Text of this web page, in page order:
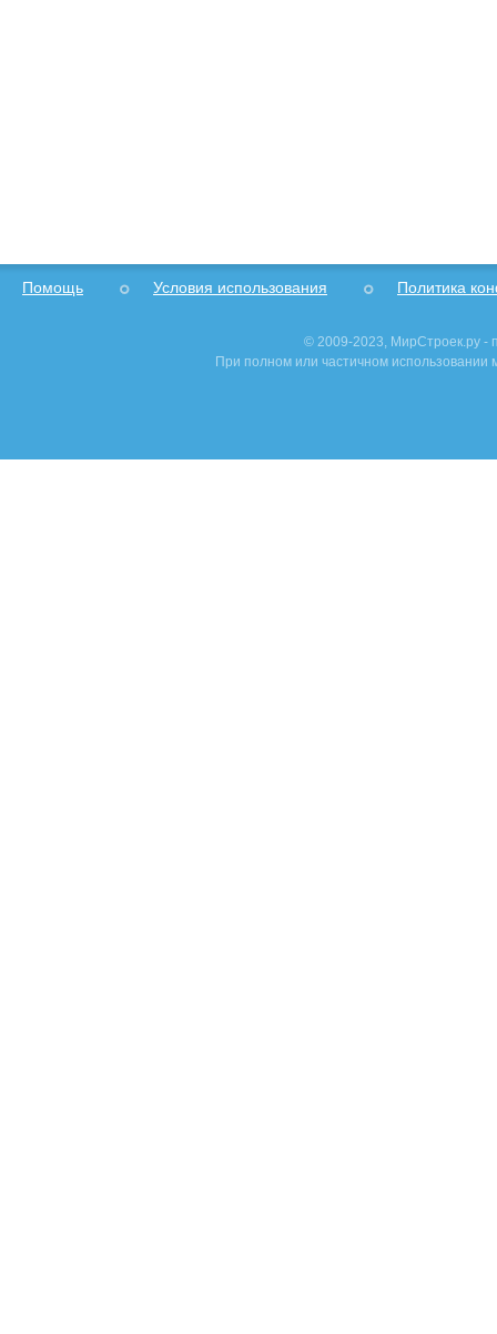
Помощь Условия использования Политика
© 2009-2023, МирСтроек.ру -
При полном или частичном использовании